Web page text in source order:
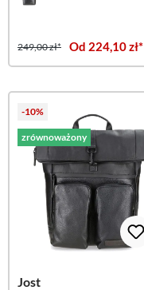
249,00 zł* Od 224,10 zł*
-10%
zrównoważony
Jost